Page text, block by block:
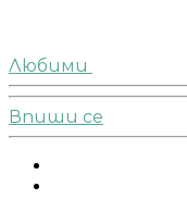
Любими
Впиши се